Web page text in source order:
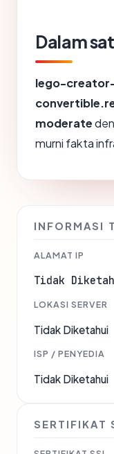
Dalam
lego-
moderate
murni fakta
INFORMASI
ALAMAT IP
Tidak
LOKASI SERVER
Tidak Diketahui
ISP / PENYEDIA
Tidak Diketahui
SERTIFIKAT